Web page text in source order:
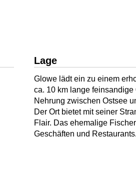
Lage
Glowe lädt ein zu einem
ca. 10 km lange
Nehrung zwischen Ostsee
Der Ort bietet mit seiner
Flair. Das ehemalige
Geschäften und Restaurants.